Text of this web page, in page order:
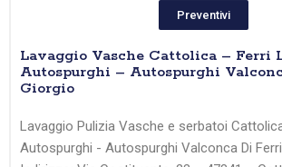
Preventivi
Lavaggio Vasche Cattolica – Ferri
Autospurghi – Autospurghi
Giorgio
Lavaggio Pulizia Vasche e serbatoi
Autospurghi - Autospurghi Valconca Di